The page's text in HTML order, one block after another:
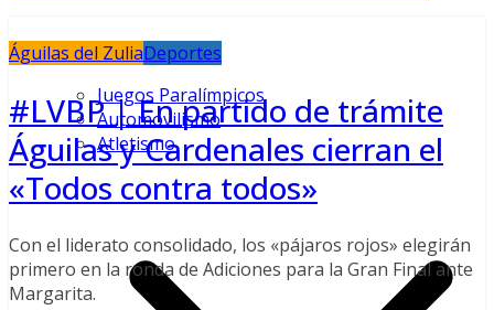
Juegos Paralímpicos
Automovilismo
Atletismo
Águilas del ZuliaDeportes
#LVBP | En partido de trámite
Águilas y Cardenales cierran el
«Todos contra todos»
Con el liderato consolidado, los «pájaros rojos» elegirán
primero en la ronda de Adiciones para la Gran Final ante
Margarita.